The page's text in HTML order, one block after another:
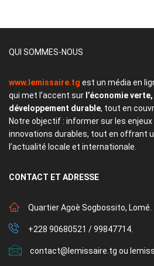
QUI SOMMES-NOUS
www.lemissaire.tg est un média en
qui met l’accent sur l’économie
développement durable, tout en
Notre objectif : informer sur les
innovations durables, tout en offrant
l’actualité locale et internationale.
CONTACT ET ADRESSE
Quartier Agoè Sogbossito, Lomé.
+228 90680521 / 99847714.
contact@lemissaire.tg ou